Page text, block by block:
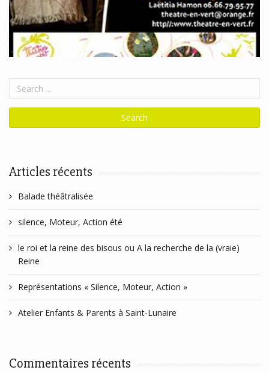
Articles récents
Balade théâtralisée
silence, Moteur, Action été
le roi et la reine des bisous ou A la recherche de la (vraie)
Reine
Représentations « Silence, Moteur, Action »
Atelier Enfants & Parents à Saint-Lunaire
Commentaires récents